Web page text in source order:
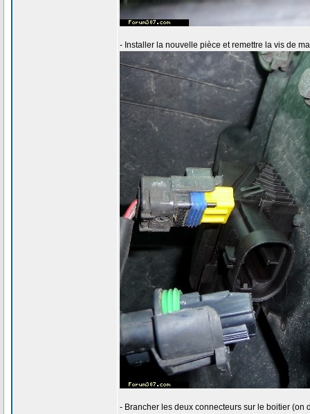
- Installer la nouvelle pièce et remettre la vis de
- Brancher les deux connecteurs sur le boitier (on